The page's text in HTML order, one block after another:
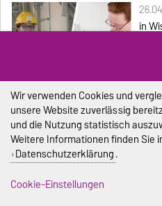
in
Frische Landluft
Wir verwenden Cookies und
unsere Website zuverlässig
und die Nutzung statistisch
Weitere Informationen finden Sie
Datenschutzerklärung.
Cookie-Einstellungen